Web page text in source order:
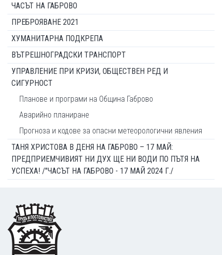
ЧАСЪТ НА ГАБРОВО
ПРЕБРОЯВАНЕ 2021
ХУМАНИТАРНА ПОДКРЕПА
ВЪТРЕШНОГРАДСКИ ТРАНСПОРТ
УПРАВЛЕНИЕ ПРИ КРИЗИ, ОБЩЕСТВЕН РЕД И
СИГУРНОСТ
Планове и програми на Община Габрово
Аварийно планиране
Прогноза и кодове за опасни метеорологични явления
ТАНЯ ХРИСТОВА В ДЕНЯ НА ГАБРОВО – 17 МАЙ:
ПРЕДПРИЕМЧИВИЯТ НИ ДУХ ЩЕ НИ ВОДИ ПО ПЪТЯ НА
УСПЕХА! /"ЧАСЪТ НА ГАБРОВО - 17 МАЙ 2024 Г./
Footer